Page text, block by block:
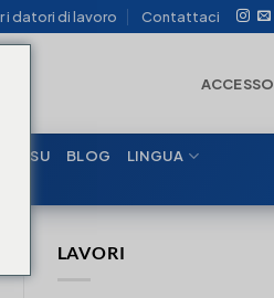
i datori di lavoro Contattaci
ACCESSO
SU BLOG LINGUA
LAVORI